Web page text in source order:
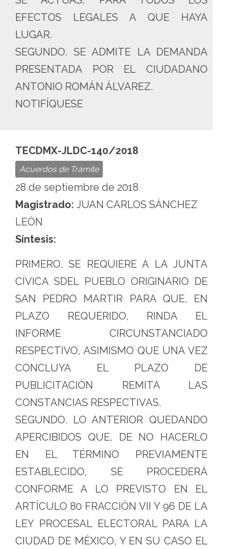
EFECTOS LEGALES A QUE HAYA
LUGAR.
SEGUNDO. SE ADMITE LA DEMANDA
PRESENTADA POR EL CIUDADANO
ANTONIO ROMÁN ÁLVAREZ.
NOTIFÍQUESE
TECDMX-JLDC-140/2018
Acuerdos de Trámite
28 de septiembre de 2018
Magistrado: JUAN CARLOS SÁNCHEZ
LEÓN
Síntesis:
PRIMERO. SE REQUIERE A LA JUNTA
CÍVICA SDEL PUEBLO ORIGINARIO DE
SAN PEDRO MARTIR PARA QUE, EN
PLAZO REQUERIDO, RINDA EL
INFORME CIRCUNSTANCIADO
RESPECTIVO, ASIMISMO QUE UNA VEZ
CONCLUYA EL PLAZO DE
PUBLICITACIÓN REMITA LAS
CONSTANCIAS RESPECTIVAS.
SEGUNDO. LO ANTERIOR QUEDANDO
APERCIBIDOS QUE, DE NO HACERLO
EN EL TÉRMINO PREVIAMENTE
ESTABLECIDO, SE PROCEDERÁ
CONFORME A LO PREVISTO EN EL
ARTÍCULO 80 FRACCIÓN VII Y 96 DE LA
LEY PROCESAL ELECTORAL PARA LA
CIUDAD DE MÉXICO, Y EN SU CASO EL